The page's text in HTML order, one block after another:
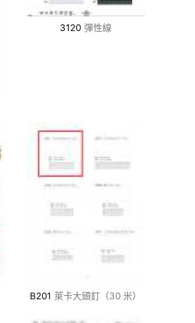
3120 彈性線
B201 萊卡大頭釘（30 米）